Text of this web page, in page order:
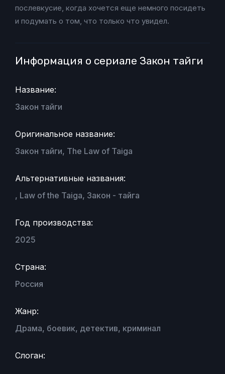
послевкусие, когда хочется еще немного посидеть
и подумать о том, что только что увидел.
Информация о сериале Закон тайги
Название:
Закон тайги
Оригинальное название:
Закон тайги, The Law of Taiga
Альтернативные названия:
, Law of the Taiga, Закон - тайга
Год производства:
2025
Страна:
Россия
Жанр:
Драма, боевик, детектив, криминал
Слоган: